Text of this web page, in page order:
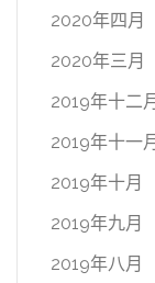
2020年四月
2020年三月
2019年十二月
2019年十一月
2019年十月
2019年九月
2019年八月